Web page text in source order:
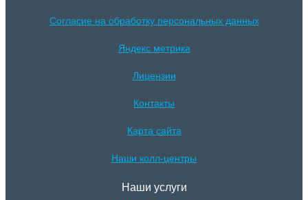
Согласие на обработку персональных данных
Яндекс метрика
Лицензии
Контакты
Карта сайта
Наши колл-центры
Наши услуги